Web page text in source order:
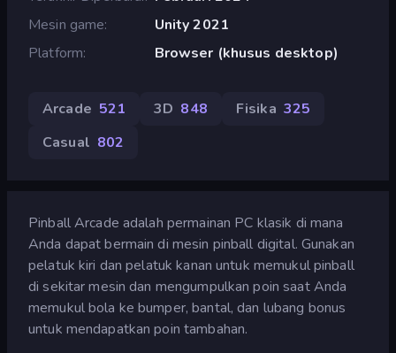
Mesin game
Unity 2021
Platform
Browser (khusus desktop)
Arcade 521 3D 848 Fisika 325
Casual 802
Pinball Arcade adalah permainan PC klasik di mana
Anda dapat bermain di mesin pinball digital. Gunakan
pelatuk kiri dan pelatuk kanan untuk memukul pinball
di sekitar mesin dan mengumpulkan poin saat Anda
memukul bola ke bumper, bantal, dan lubang bonus
untuk mendapatkan poin tambahan.